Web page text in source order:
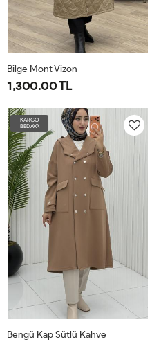
1-
4042
2-
4446
3-
4850
4-
5254
Bilge Mont Vizon
1,300.00 TL
KARGO
BEDAVA
Bengü Kap Sütlü Kahve